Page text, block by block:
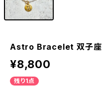
Astro Bracelet 双子座
¥8,800
残り1点